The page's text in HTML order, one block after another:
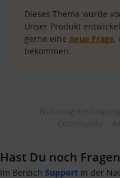
Dieses Thema wurde
Unser Produkt
gerne eine neue Frage,
bekommen.
Hast Du noch
Im Bereich Support in der